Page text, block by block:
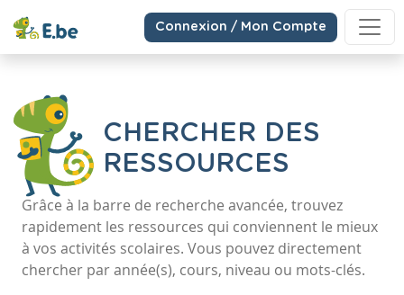
Connexion / Mon Compte
CHERCHER DES
RESSOURCES
Grâce à la barre de recherche avancée, trouvez
rapidement les ressources qui conviennent le mieux
à vos activités scolaires. Vous pouvez directement
chercher par année(s), cours, niveau ou mots-clés.